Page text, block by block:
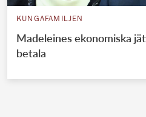
KUNGAFAMILJEN
Madeleines ekonomiska
betala